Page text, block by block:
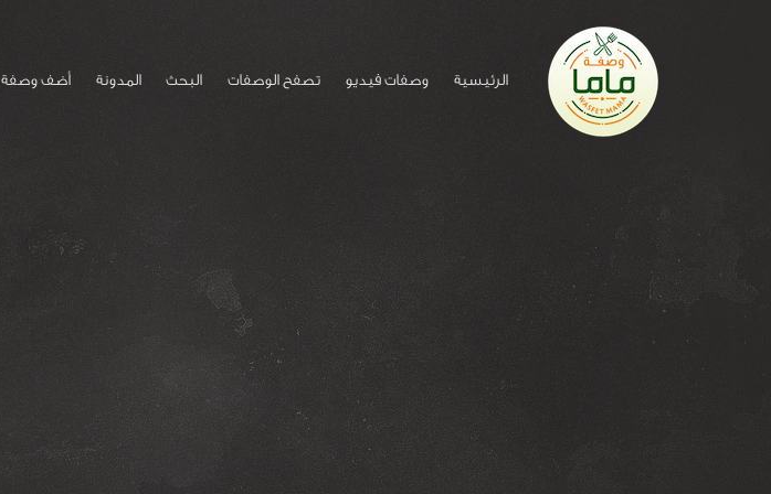
الرئيسية وصفات فيديو تصفح الوصفات البحث المدونة أضف وصفة